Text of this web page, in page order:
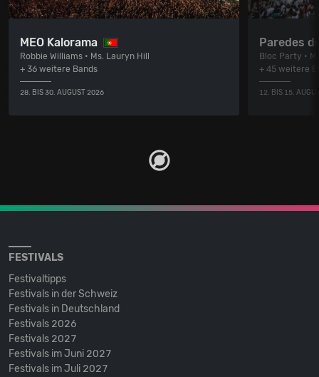
MEO Kalorama
Robbie Williams • Ms. Lauryn Hill
+ 36 weitere Bands
28. BIS 30. AUGUST 2026
Paredes
Bloc Party •
+ 45 weitere
12. BIS 15.
FESTIVALS
Festivaltipps
Festivals in der Schweiz
Festivals in Deutschland
Festivals 2026
Festivals 2027
Festivals im Juni 2027
Festivals im Juli 2027